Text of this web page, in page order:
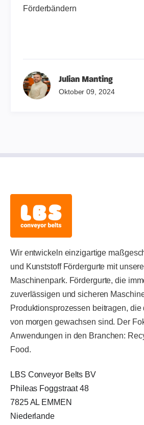
Förderbändern
Julian Manting
Oktober 09, 2024
Wir entwickeln einzigartige
und Kunststoff Fördergurte mit
Maschinenpark. Fördergurte, die
zuverlässigen und sicheren
Produktionsprozessen beitragen, die
von morgen gewachsen sind. Der
Anwendungen in den Branchen:
Food.
LBS Conveyor Belts BV
Phileas Foggstraat 48
7825 AL EMMEN
Niederlande